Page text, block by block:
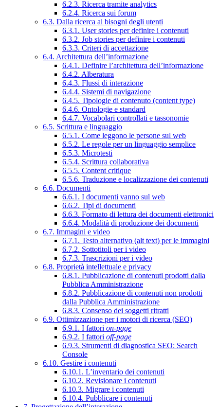
6.2.3. Ricerca tramite analytics
6.2.4. Ricerca sui forum
6.3. Dalla ricerca ai bisogni degli utenti
6.3.1. User stories per definire i contenuti
6.3.2. Job stories per definire i contenuti
6.3.3. Criteri di accettazione
6.4. Architettura dell’informazione
6.4.1. Definire l’architettura dell’informazione
6.4.2. Alberatura
6.4.3. Flussi di interazione
6.4.4. Sistemi di navigazione
6.4.5. Tipologie di contenuto (content type)
6.4.6. Ontologie e standard
6.4.7. Vocabolari controllati e tassonomie
6.5. Scrittura e linguaggio
6.5.1. Come leggono le persone sul web
6.5.2. Le regole per un linguaggio semplice
6.5.3. Microtesti
6.5.4. Scrittura collaborativa
6.5.5. Content critique
6.5.6. Traduzione e localizzazione dei contenuti
6.6. Documenti
6.6.1. I documenti vanno sul web
6.6.2. Tipi di documenti
6.6.3. Formato di lettura dei documenti elettronici
6.6.4. Modalità di produzione dei documenti
6.7. Immagini e video
6.7.1. Testo alternativo (alt text) per le immagini
6.7.2. Sottotitoli per i video
6.7.3. Trascrizioni per i video
6.8. Proprietà intellettuale e privacy
6.8.1. Pubblicazione di contenuti prodotti dalla
Pubblica Amministrazione
6.8.2. Pubblicazione di contenuti non prodotti
dalla Pubblica Amministrazione
6.8.3. Consenso dei soggetti ritratti
6.9. Ottimizzazione per i motori di ricerca (SEO)
6.9.1. I fattori on-page
6.9.2. I fattori off-page
6.9.3. Strumenti di diagnostica SEO: Search
Console
6.10. Gestire i contenuti
6.10.1. L’inventario dei contenuti
6.10.2. Revisionare i contenuti
6.10.3. Migrare i contenuti
6.10.4. Pubblicare i contenuti